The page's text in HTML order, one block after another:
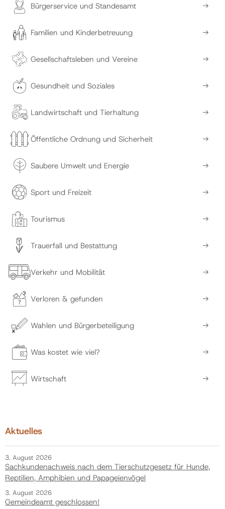
Bürgerservice und Standesamt
Familien und Kinderbetreuung
Gesellschaftsleben und Vereine
Gesundheit und Soziales
Landwirtschaft und Tierhaltung
Öffentliche Ordnung und Sicherheit
Saubere Umwelt und Energie
Sport und Freizeit
Tourismus
Trauerfall und Bestattung
Verkehr und Mobilität
Verloren & gefunden
Wahlen und Bürgerbeteiligung
Was kostet wie viel?
Wirtschaft
Aktuelles
3. August 2026
Sachkundenachweis nach dem Tierschutzgesetz für Hunde,
Reptilien, Amphibien und Papageienvögel
3. August 2026
Gemeindeamt geschlossen!